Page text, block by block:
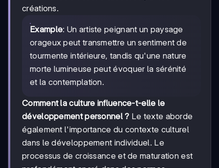
créations.
Example: Un artiste peignant un paysage
orageux peut transmettre un sentiment de
tourmente intérieure, tandis qu'une nature
morte lumineuse peut évoquer la sérénité
et la contemplation.
Comment la culture influence-t-elle le
développement personnel ? Le texte aborde
également l'importance du contexte culturel
dans le développement individuel. Le
processus de croissance et de maturation est